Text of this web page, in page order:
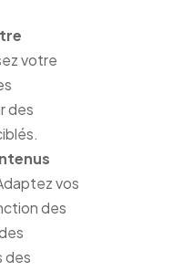
votre
des
vos
des
des